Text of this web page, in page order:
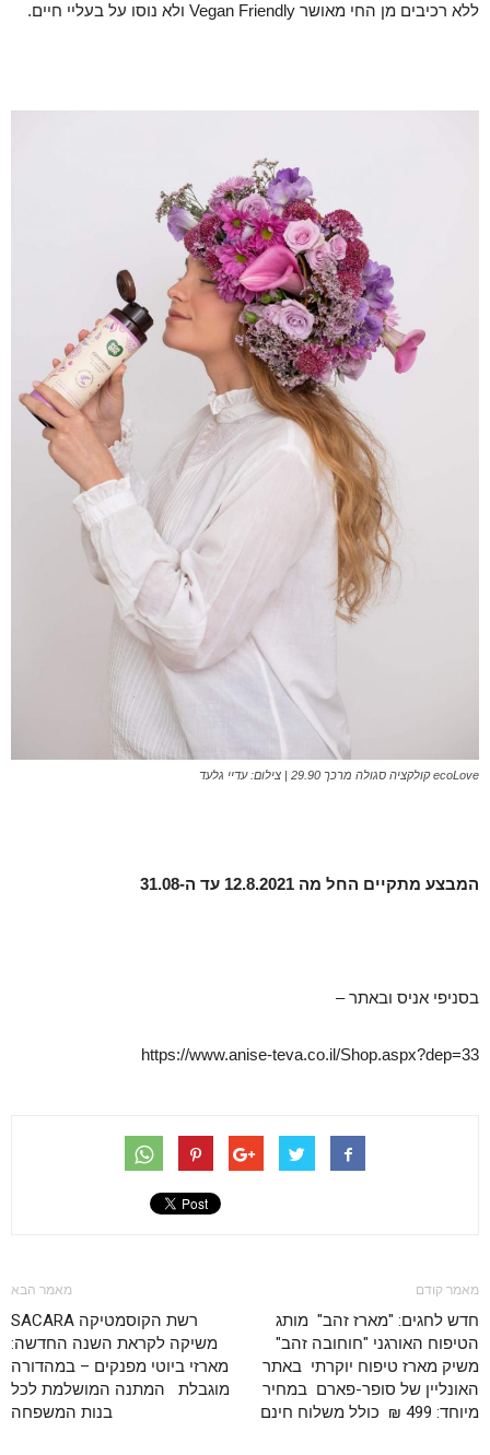
ללא רכיבים מן החי מאושר Vegan Friendly ולא נוסו על בעליי חיים.
ecoLove קולקציה סגולה מרכך 29.90 | צילום: עדיי גלעד
המבצע מתקיים החל מה 12.8.2021 עד ה -31.08
בסניפי אניס ובאתר –
https://www.anise-teva.co.il/Shop.aspx?dep=33
מאמר קודם
חדש לחגים: "מארז זהב" מותג
הטיפוח האורגני "חוחובה זהב"
משיק מארז טיפוח יוקרתי באתר
האונליין של סופר-פארם במחיר
מיוחד: 499 ₪ כולל משלוח חינם
מאמר הבא
רשת הקוסמטיקה SACARA
משיקה לקראת השנה החדשה:
מארזי ביוטי מפנקים – במהדורה
מוגבלת המתנה המושלמת לכל
בנות המשפחה